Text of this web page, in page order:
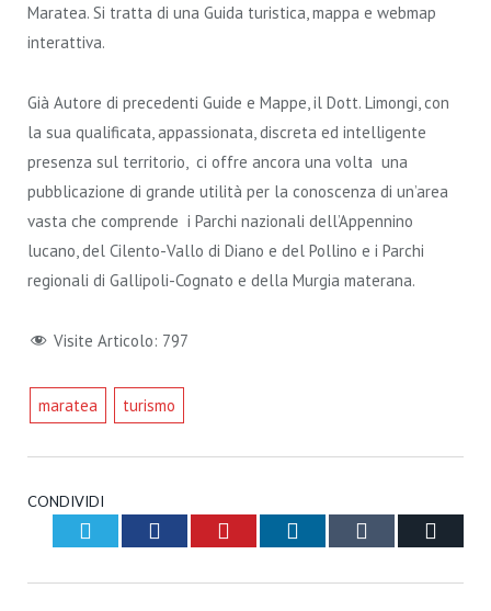
Maratea. Si tratta di una Guida turistica, mappa e webmap
interattiva.
Già Autore di precedenti Guide e Mappe, il Dott. Limongi, con
la sua qualificata, appassionata, discreta ed intelligente
presenza sul territorio, ci offre ancora una volta una
pubblicazione di grande utilità per la conoscenza di un’area
vasta che comprende i Parchi nazionali dell’Appennino
lucano, del Cilento-Vallo di Diano e del Pollino e i Parchi
regionali di Gallipoli-Cognato e della Murgia materana.
Visite Articolo: 797
maratea turismo
CONDIVIDI
Twitter Facebook Pinterest LinkedIn Tumblr